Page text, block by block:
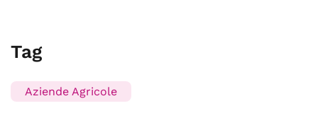
Tag
Aziende Agricole